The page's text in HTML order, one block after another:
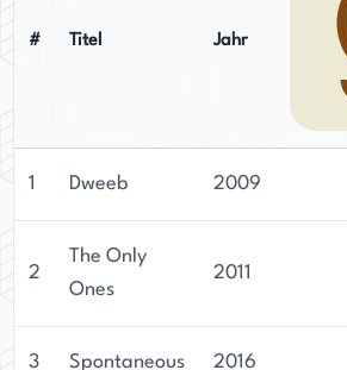
# Titel Jahr
1 Dweeb 2009
2
The Only
Ones
2011
3 Spontaneous 2016